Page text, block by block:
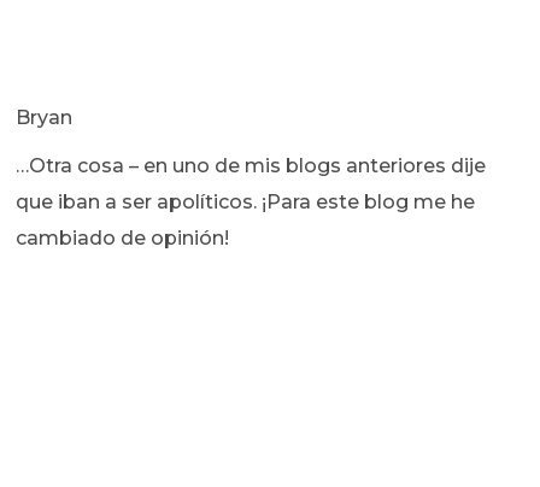
Bryan
…Otra cosa – en uno de mis blogs anteriores dije
que iban a ser apolíticos. ¡Para este blog me he
cambiado de opinión!